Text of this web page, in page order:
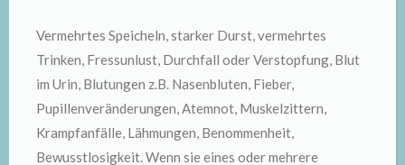
Vermehrtes Speicheln, starker Durst, vermehrtes
Trinken, Fressunlust, Durchfall oder Verstopfung, Blut
im Urin, Blutungen z.B. Nasenbluten, Fieber,
Pupillenveränderungen, Atemnot, Muskelzittern,
Krampfanfälle, Lähmungen, Benommenheit,
Bewusstlosigkeit. Wenn sie eines oder mehrere